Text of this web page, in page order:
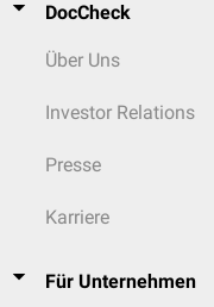
DocCheck
Über Uns
Investor Relations
Presse
Karriere
Für Unternehmen